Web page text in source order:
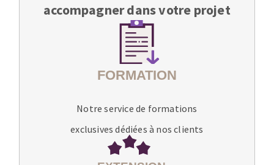
accompagner dans votre projet
Notre service de formations
exclusives dédiées à nos clients